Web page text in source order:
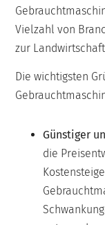
Vielzahl von
zur
Die wichtigsten
Günstiger
die